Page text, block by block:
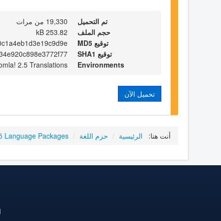
تم التحميل
19,330 من مرات
حجم الملف
253.82 kB
توقيع MD5
توقيع SHA1
Environments
2.5 Translations
تحميل الآن
أنت هنا: الرئيسية / حزم اللغة /
Language Packages